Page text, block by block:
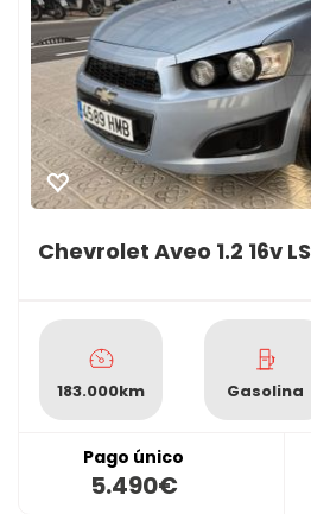
Chevrolet Aveo 1.2 16v LS
183.000km Gasolina
Pago único
5.490€